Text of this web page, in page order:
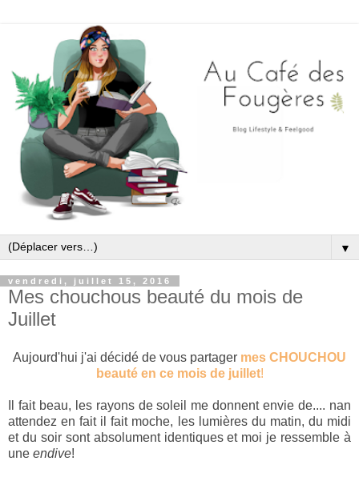
▼
vendredi, juillet 15, 2016
Mes chouchous beauté du mois de
Juillet
Aujourd'hui j'ai décidé de vous partager mes CHOUCHOU
beauté en ce mois de juillet!
Il fait beau, les rayons de soleil me donnent envie de.... nan
attendez en fait il fait moche, les lumières du matin, du midi
et du soir sont absolument identiques et moi je ressemble à
une endive!